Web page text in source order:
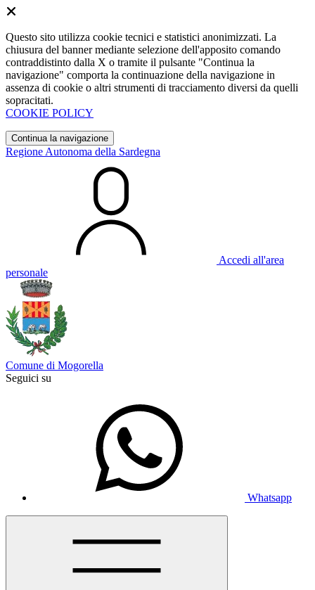
Questo sito utilizza cookie tecnici e statistici anonimizzati. La
chiusura del banner mediante selezione dell'apposito comando
contraddistinto dalla X o tramite il pulsante "Continua la
navigazione" comporta la continuazione della navigazione in
assenza di cookie o altri strumenti di tracciamento diversi da quelli
sopracitati.
COOKIE POLICY
Continua la navigazione
Regione Autonoma della Sardegna
Accedi all'area
personale
Comune di Mogorella
Seguici su
Whatsapp